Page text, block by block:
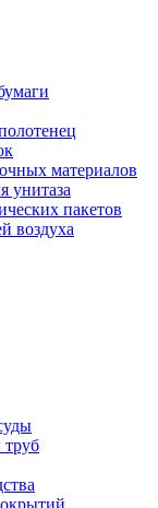
материалов
унитаза
пакетов
воздуха
труб